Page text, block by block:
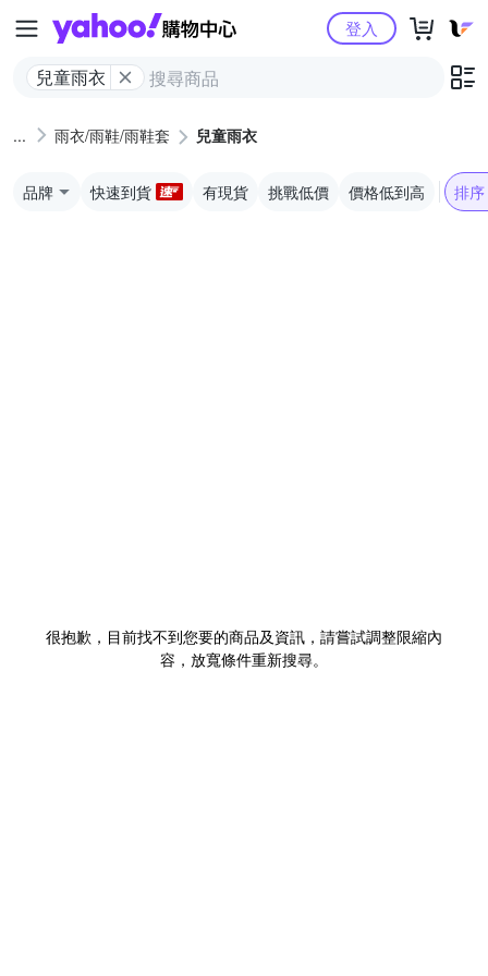
Yahoo購物中心
兒童雨衣
登入
雨衣/雨鞋/雨鞋套 兒童雨衣
品牌 快速到貨 有現貨 挑戰低價 價格低到高 排序
很抱歉，目前找不到您要的商品及資訊，請嘗試調整限縮內
容，放寬條件重新搜尋。